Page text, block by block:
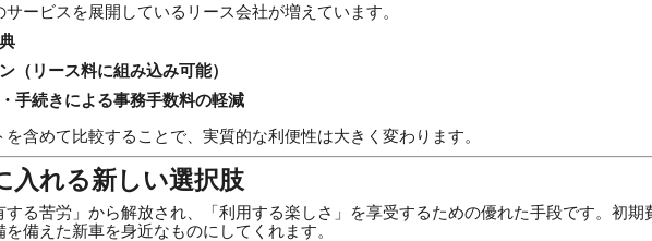
ービスを展開しているリース会社が増えています。
（リース料に組み込み可能）
手続きによる事務手数料の軽減
含めて比較することで、実質的な利便性は大きく変わります。
入れる新しい選択肢
する苦労」から解放され、「利用する楽しさ」を享受するための優れた手段です。初期
備えた新車を身近なものにしてくれます。